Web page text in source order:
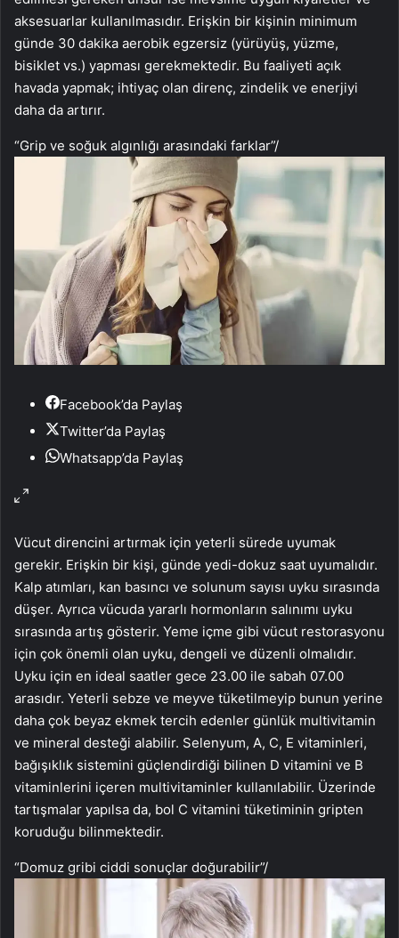
aksesuarlar kullanılmasıdır. Erişkin bir kişinin minimum
günde 30 dakika aerobik egzersiz (yürüyüş, yüzme,
bisiklet vs.) yapması gerekmektedir. Bu faaliyeti açık
havada yapmak; ihtiyaç olan direnç, zindelik ve enerjiyi
daha da artırır.
“Grip ve soğuk algınlığı arasındaki farklar”/
Facebook’da Paylaş
Twitter’da Paylaş
Whatsapp’da Paylaş
Vücut direncini artırmak için yeterli sürede uyumak
gerekir. Erişkin bir kişi, günde yedi-dokuz saat uyumalıdır.
Kalp atımları, kan basıncı ve solunum sayısı uyku sırasında
düşer. Ayrıca vücuda yararlı hormonların salınımı uyku
sırasında artış gösterir. Yeme içme gibi vücut restorasyonu
için çok önemli olan uyku, dengeli ve düzenli olmalıdır.
Uyku için en ideal saatler gece 23.00 ile sabah 07.00
arasıdır. Yeterli sebze ve meyve tüketilmeyip bunun yerine
daha çok beyaz ekmek tercih edenler günlük multivitamin
ve mineral desteği alabilir. Selenyum, A, C, E vitaminleri,
bağışıklık sistemini güçlendirdiği bilinen D vitamini ve B
vitaminlerini içeren multivitaminler kullanılabilir. Üzerinde
tartışmalar yapılsa da, bol C vitamini tüketiminin gripten
koruduğu bilinmektedir.
“Domuz gribi ciddi sonuçlar doğurabilir”/